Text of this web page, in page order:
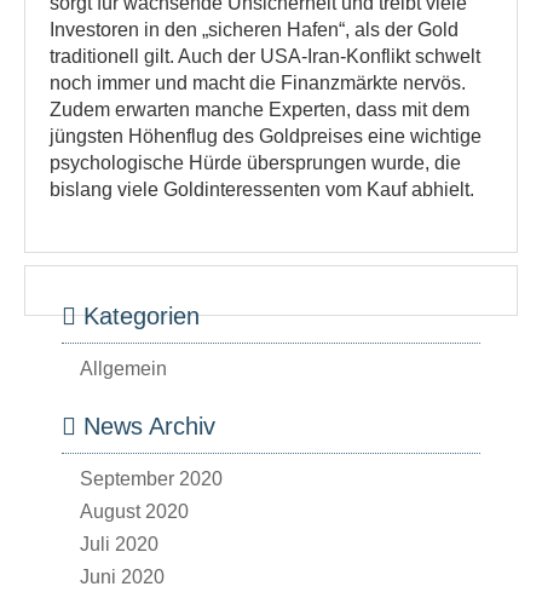
Investoren in den „sicheren Hafen“, als der Gold
traditionell gilt. Auch der USA-Iran-Konflikt schwelt
noch immer und macht die Finanzmärkte nervös.
Zudem erwarten manche Experten, dass mit dem
jüngsten Höhenflug des Goldpreises eine wichtige
psychologische Hürde übersprungen wurde, die
bislang viele Goldinteressenten vom Kauf abhielt.
Kategorien
Allgemein
News Archiv
September 2020
August 2020
Juli 2020
Juni 2020